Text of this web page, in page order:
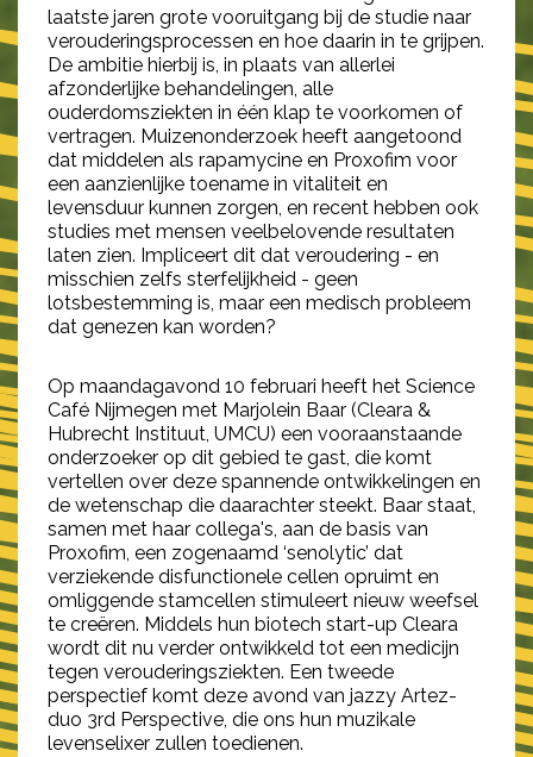
laatste jaren grote vooruitgang bij de studie naar
verouderingsprocessen en hoe daarin in te grijpen.
De ambitie hierbij is, in plaats van allerlei
afzonderlijke behandelingen, alle
ouderdomsziekten in één klap te voorkomen of
vertragen. Muizenonderzoek heeft aangetoond
dat middelen als rapamycine en Proxofim voor
een aanzienlijke toename in vitaliteit en
levensduur kunnen zorgen, en recent hebben ook
studies met mensen veelbelovende resultaten
laten zien. Impliceert dit dat veroudering - en
misschien zelfs sterfelijkheid - geen
lotsbestemming is, maar een medisch probleem
dat genezen kan worden?
Op maandagavond 10 februari heeft het Science
Café Nijmegen met Marjolein Baar (Cleara &
Hubrecht Instituut, UMCU) een vooraanstaande
onderzoeker op dit gebied te gast, die komt
vertellen over deze spannende ontwikkelingen en
de wetenschap die daarachter steekt. Baar staat,
samen met haar collega's, aan de basis van
Proxofim, een zogenaamd ‘senolytic’ dat
verziekende disfunctionele cellen opruimt en
omliggende stamcellen stimuleert nieuw weefsel
te creëren. Middels hun biotech start-up Cleara
wordt dit nu verder ontwikkeld tot een medicijn
tegen verouderingsziekten. Een tweede
perspectief komt deze avond van jazzy Artez-
duo 3rd Perspective, die ons hun muzikale
levenselixer zullen toedienen.